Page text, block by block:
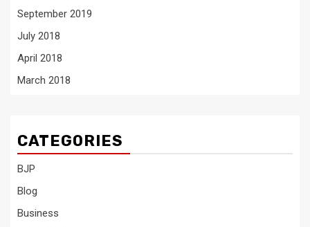
September 2019
July 2018
April 2018
March 2018
CATEGORIES
BJP
Blog
Business